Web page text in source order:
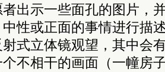
出示一些面孔的图片，
性或正面的事情进行描
式立体镜观望，其中会
不相干的画面（一幢房